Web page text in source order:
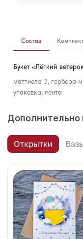
Состав
Букет «Лёгкий
маттиола 3, гербера
упаковка, лента
Дополнительно
Открытки